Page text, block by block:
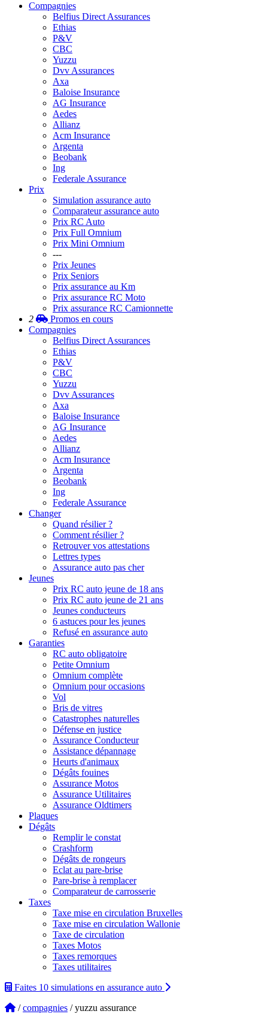
Compagnies
Belfius Direct Assurances
Ethias
P&V
CBC
Yuzzu
Dvv Assurances
Axa
Baloise Insurance
AG Insurance
Aedes
Allianz
Acm Insurance
Argenta
Beobank
Ing
Federale Assurance
Prix
Simulation assurance auto
Comparateur assurance auto
Prix RC Auto
Prix Full Omnium
Prix Mini Omnium
---
Prix Jeunes
Prix Seniors
Prix assurance au Km
Prix assurance RC Moto
Prix assurance RC Camionnette
2
Promos en cours
Compagnies
Belfius Direct Assurances
Ethias
P&V
CBC
Yuzzu
Dvv Assurances
Axa
Baloise Insurance
AG Insurance
Aedes
Allianz
Acm Insurance
Argenta
Beobank
Ing
Federale Assurance
Changer
Quand résilier ?
Comment résilier ?
Retrouver vos attestations
Lettres types
Assurance auto pas cher
Jeunes
Prix RC auto jeune de 18 ans
Prix RC auto jeune de 21 ans
Jeunes conducteurs
6 astuces pour les jeunes
Refusé en assurance auto
Garanties
RC auto obligatoire
Petite Omnium
Omnium complète
Omnium pour occasions
Vol
Bris de vitres
Catastrophes naturelles
Défense en justice
Assurance Conducteur
Assistance dépannage
Heurts d'animaux
Dégâts fouines
Assurance Motos
Assurance Utilitaires
Assurance Oldtimers
Plaques
Dégâts
Remplir le constat
Crashform
Dégâts de rongeurs
Eclat au pare-brise
Pare-brise à remplacer
Comparateur de carrosserie
Taxes
Taxe mise en circulation Bruxelles
Taxe mise en circulation Wallonie
Taxe de circulation
Taxes Motos
Taxes remorques
Taxes utilitaires
Faites 10 simulations en assurance auto
/compagnies / yuzzu assurance